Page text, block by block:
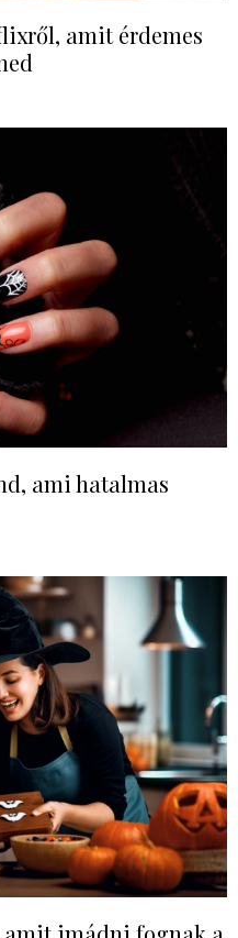
amit érdemes
ami hatalmas